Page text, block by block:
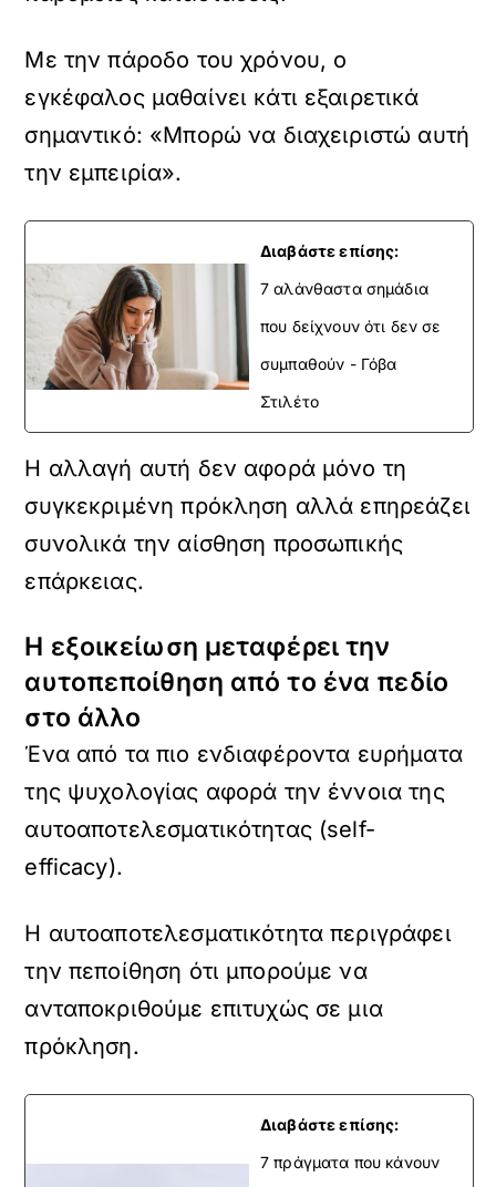
Με την πάροδο του χρόνου, ο
εγκέφαλος μαθαίνει κάτι εξαιρετικά
σημαντικό: «Μπορώ να διαχειριστώ αυτή
την εμπειρία».
Διαβάστε επίσης:
7 αλάνθαστα σημάδια
που δείχνουν ότι δεν σε
συμπαθούν - Γόβα
Στιλέτο
Η αλλαγή αυτή δεν αφορά μόνο τη
συγκεκριμένη πρόκληση αλλά επηρεάζει
συνολικά την αίσθηση προσωπικής
επάρκειας.
Η εξοικείωση μεταφέρει την
αυτοπεποίθηση από το ένα πεδίο
στο άλλο
Ένα από τα πιο ενδιαφέροντα ευρήματα
της ψυχολογίας αφορά την έννοια της
αυτοαποτελεσματικότητας (self-
efficacy).
Η αυτοαποτελεσματικότητα περιγράφει
την πεποίθηση ότι μπορούμε να
ανταποκριθούμε επιτυχώς σε μια
πρόκληση.
Διαβάστε επίσης:
7 πράγματα που κάνουν